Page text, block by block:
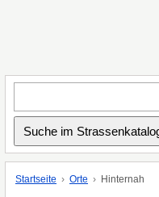
Startseite Orte Hinternah